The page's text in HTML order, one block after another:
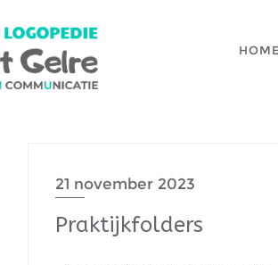
HOME
21 november 2023
Praktijkfolders